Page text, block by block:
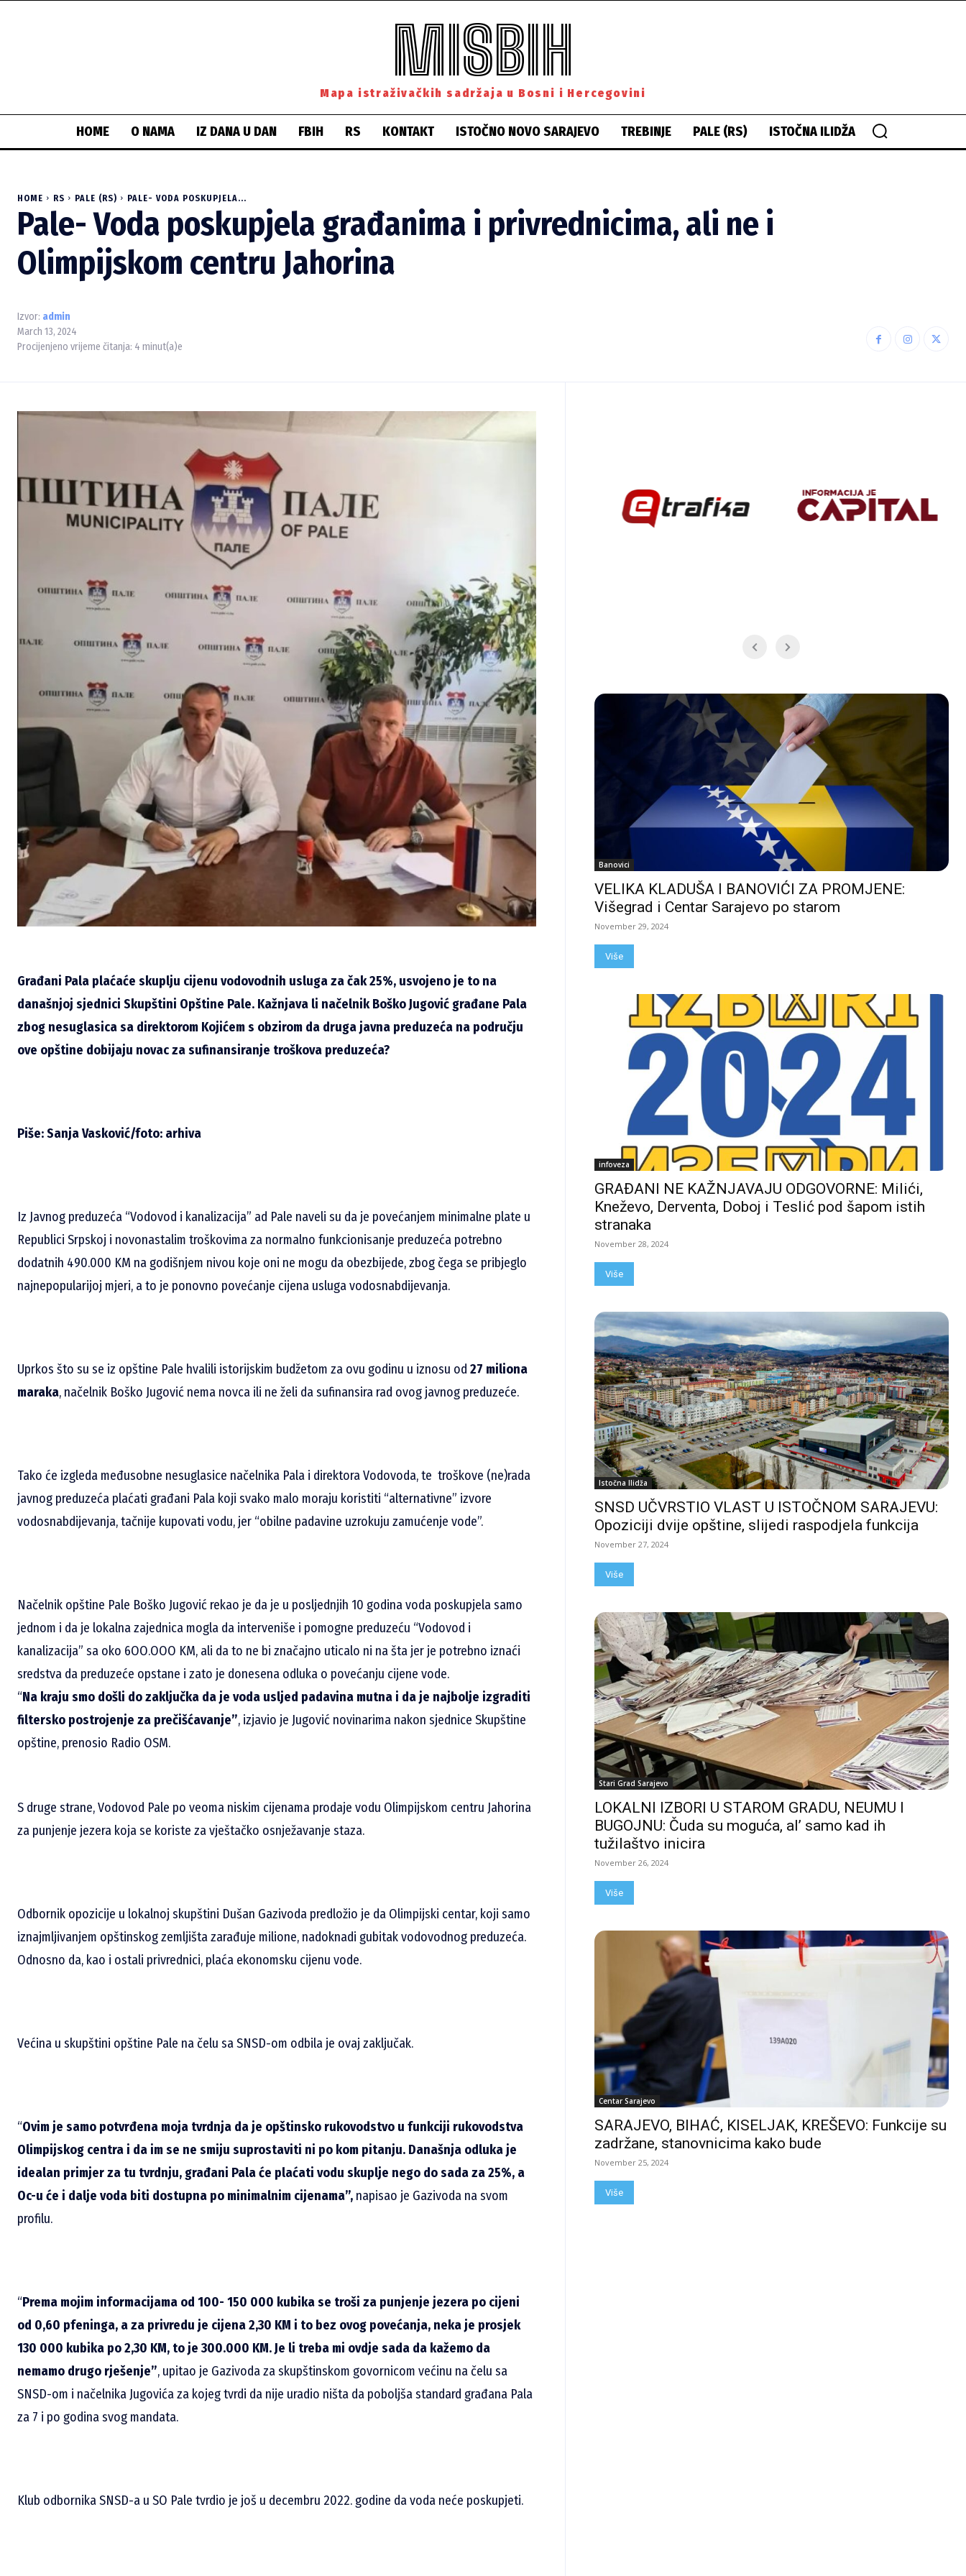
MISBIH
Mapa istraživačkih sadržaja u Bosni i Hercegovini
HOME O NAMA IZ DANA U DAN FBIH RS KONTAKT ISTOČNO NOVO SARAJEVO TREBINJE PALE (RS) ISTOČNA ILIDŽA
HOME RS PALE (RS) PALE- VODA POSKUPJELA...
Pale- Voda poskupjela građanima i privrednicima, ali ne i
Olimpijskom centru Jahorina
Izvor: admin
March 13, 2024
Procijenjeno vrijeme čitanja: 4 minut(a)e
Građani Pala plaćaće skuplju cijenu vodovodnih usluga za čak 25%, usvojeno je to na
današnjoj sjednici Skupštini Opštine Pale. Kažnjava li načelnik Boško Jugović građane Pala
zbog nesuglasica sa direktorom Kojićem s obzirom da druga javna preduzeća na području
ove opštine dobijaju novac za sufinansiranje troškova preduzeća?
Piše: Sanja Vasković/foto: arhiva
Iz Javnog preduzeća “Vodovod i kanalizacija” ad Pale naveli su da je povećanjem minimalne plate u
Republici Srpskoj i novonastalim troškovima za normalno funkcionisanje preduzeća potrebno
dodatnih 490.000 KM na godišnjem nivou koje oni ne mogu da obezbijede, zbog čega se pribjeglo
najnepopularijoj mjeri, a to je ponovno povećanje cijena usluga vodosnabdijevanja.
Uprkos što su se iz opštine Pale hvalili istorijskim budžetom za ovu godinu u iznosu od 27 miliona
maraka, načelnik Boško Jugović nema novca ili ne želi da sufinansira rad ovog javnog preduzeće.
Tako će izgleda međusobne nesuglasice načelnika Pala i direktora Vodovoda, te troškove (ne)rada
javnog preduzeća plaćati građani Pala koji svako malo moraju koristiti “alternativne” izvore
vodosnabdijevanja, tačnije kupovati vodu, jer “obilne padavine uzrokuju zamućenje vode”.
Načelnik opštine Pale Boško Jugović rekao je da je u posljednjih 10 godina voda poskupjela samo
jednom i da je lokalna zajednica mogla da interveniše i pomogne preduzeću “Vodovod i
kanalizacija” sa oko 6OO.OOO KM, ali da to ne bi značajno uticalo ni na šta jer je potrebno iznaći
sredstva da preduzeće opstane i zato je donesena odluka o povećanju cijene vode.
“Na kraju smo došli do zaključka da je voda usljed padavina mutna i da je najbolje izgraditi
filtersko postrojenje za prečišćavanje”, izjavio je Jugović novinarima nakon sjednice Skupštine
opštine, prenosio Radio OSM.
S druge strane, Vodovod Pale po veoma niskim cijenama prodaje vodu Olimpijskom centru Jahorina
za punjenje jezera koja se koriste za vještačko osnježavanje staza.
Odbornik opozicije u lokalnoj skupštini Dušan Gazivoda predložio je da Olimpijski centar, koji samo
iznajmljivanjem opštinskog zemljišta zarađuje milione, nadoknadi gubitak vodovodnog preduzeća.
Odnosno da, kao i ostali privrednici, plaća ekonomsku cijenu vode.
Većina u skupštini opštine Pale na čelu sa SNSD-om odbila je ovaj zaključak.
“Ovim je samo potvrđena moja tvrdnja da je opštinsko rukovodstvo u funkciji rukovodstva
Olimpijskog centra i da im se ne smiju suprostaviti ni po kom pitanju. Današnja odluka je
idealan primjer za tu tvrdnju, građani Pala će plaćati vodu skuplje nego do sada za 25%, a
Oc-u će i dalje voda biti dostupna po minimalnim cijenama”, napisao je Gazivoda na svom
profilu.
“Prema mojim informacijama od 100- 150 000 kubika se troši za punjenje jezera po cijeni
od 0,60 pfeninga, a za privredu je cijena 2,30 KM i to bez ovog povećanja, neka je prosjek
130 000 kubika po 2,30 KM, to je 300.000 KM. Je li treba mi ovdje sada da kažemo da
nemamo drugo rješenje”, upitao je Gazivoda za skupštinskom govornicom većinu na čelu sa
SNSD-om i načelnika Jugovića za kojeg tvrdi da nije uradio ništa da poboljša standard građana Pala
za 7 i po godina svog mandata.
Klub odbornika SNSD-a u SO Pale tvrdio je još u decembru 2022. godine da voda neće poskupjeti.
Banovici
VELIKA KLADUŠA I BANOVIĆI ZA PROMJENE:
Višegrad i Centar Sarajevo po starom
November 29, 2024
Više
infoveza
GRAĐANI NE KAŽNJAVAJU ODGOVORNE: Milići,
Kneževo, Derventa, Doboj i Teslić pod šapom istih
stranaka
November 28, 2024
Više
Istočna Ilidža
SNSD UČVRSTIO VLAST U ISTOČNOM SARAJEVU:
Opoziciji dvije opštine, slijedi raspodjela funkcija
November 27, 2024
Više
Stari Grad Sarajevo
LOKALNI IZBORI U STAROM GRADU, NEUMU I
BUGOJNU: Čuda su moguća, al’ samo kad ih
tužilaštvo inicira
November 26, 2024
Više
Centar Sarajevo
SARAJEVO, BIHAĆ, KISELJAK, KREŠEVO: Funkcije su
zadržane, stanovnicima kako bude
November 25, 2024
Više